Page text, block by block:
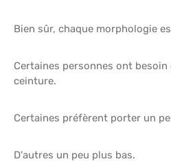
Bien sûr, chaque morphologie
Certaines personnes ont
ceinture.
Certaines préfèrent porter un
D'autres un peu plus bas.